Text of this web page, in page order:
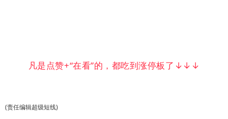
凡是点赞+“在看”的，都吃到涨停板了↓↓↓
(责任编辑超级短线)